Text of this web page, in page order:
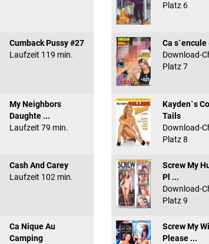
Cumback Pussy #27
Laufzeit 119 min.
My Neighbors
Daughte ...
Laufzeit 79 min.
Cash And Carey
Laufzeit 102 min.
Ca Nique Au
Camping
Platz 6
Ca s`encule
Download-
Platz 7
Kayden`s
Tails
Download-
Platz 8
Screw My
Pl ...
Download-
Platz 9
Screw My
Please ...